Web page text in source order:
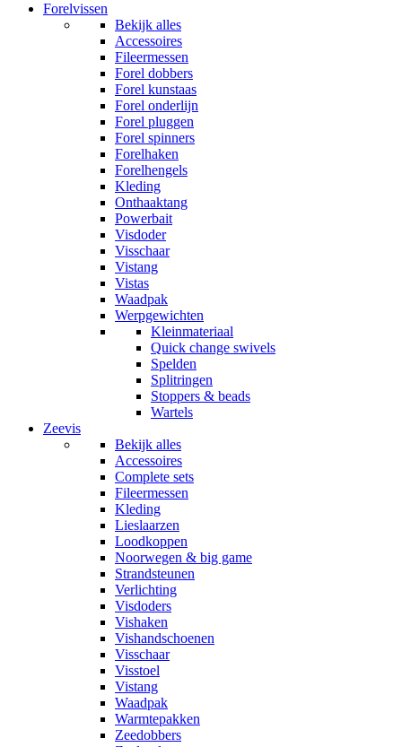
Forelvissen
Bekijk alles
Accessoires
Fileermessen
Forel dobbers
Forel kunstaas
Forel onderlijn
Forel pluggen
Forel spinners
Forelhaken
Forelhengels
Kleding
Onthaaktang
Powerbait
Visdoder
Visschaar
Vistang
Vistas
Waadpak
Werpgewichten
Kleinmateriaal
Quick change swivels
Spelden
Splitringen
Stoppers & beads
Wartels
Zeevis
Bekijk alles
Accessoires
Complete sets
Fileermessen
Kleding
Lieslaarzen
Loodkoppen
Noorwegen & big game
Strandsteunen
Verlichting
Visdoders
Vishaken
Vishandschoenen
Visschaar
Visstoel
Vistang
Waadpak
Warmtepakken
Zeedobbers